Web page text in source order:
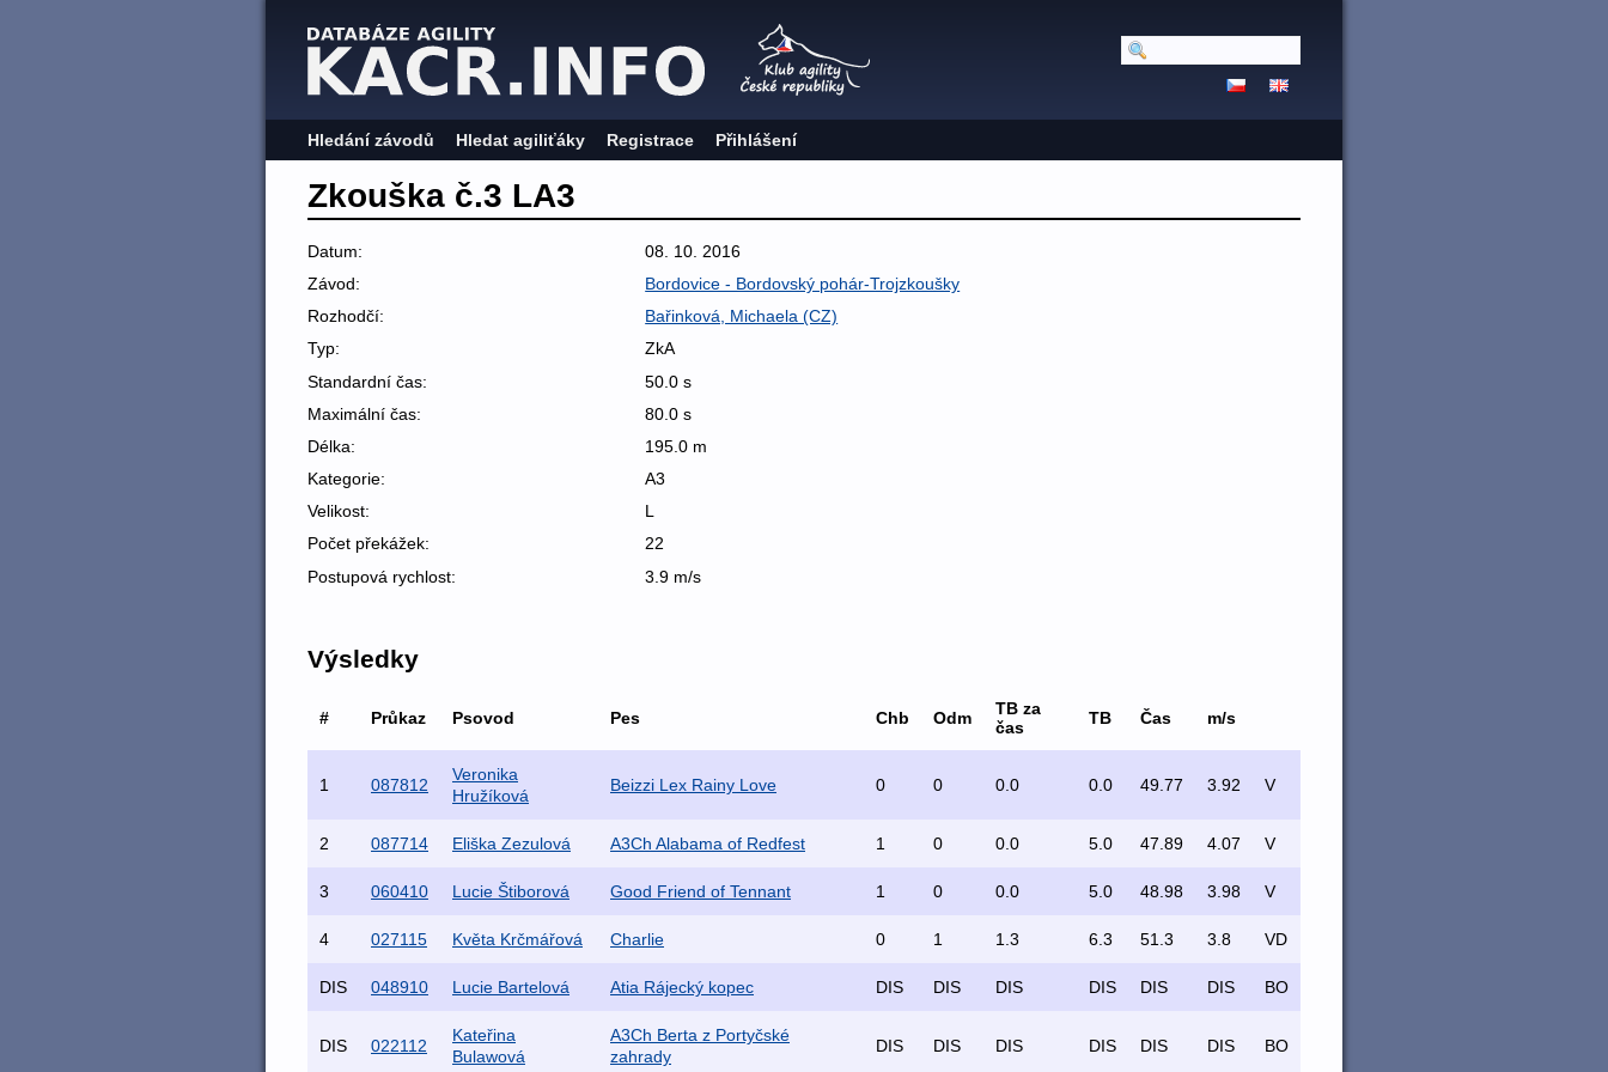
Hledání závodů Hledat agiliťáky Registrace Přihlášení
Zkouška č.3 LA3
Datum:
08. 10. 2016
Závod:
Bordovice - Bordovský pohár-Trojzkoušky
Rozhodčí:
Bařinková, Michaela (CZ)
Typ:
ZkA
Standardní čas:
50.0 s
Maximální čas:
80.0 s
Délka:
195.0 m
Kategorie:
A3
Velikost:
L
Počet překážek:
22
Postupová rychlost:
3.9 m/s
Výsledky
# Průkaz Psovod Pes Chb Odm
TB za
čas
TB Čas m/s
1 087812
Veronika
Hružíková
Beizzi Lex Rainy Love 0 0 0.0 0.0 49.77 3.92 V
2 087714 Eliška Zezulová A3Ch Alabama of Redfest 1 0 0.0 5.0 47.89 4.07 V
3 060410 Lucie Štiborová Good Friend of Tennant 1 0 0.0 5.0 48.98 3.98 V
4 027115 Květa Krčmářová Charlie 0 1 1.3 6.3 51.3 3.8 VD
DIS 048910 Lucie Bartelová Atia Rájecký kopec DIS DIS DIS DIS DIS DIS BO
DIS 022112
Kateřina
Bulawová
A3Ch Berta z Portyčské
zahrady
DIS DIS DIS DIS DIS DIS BO